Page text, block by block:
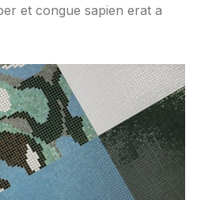
et congue sapien erat a